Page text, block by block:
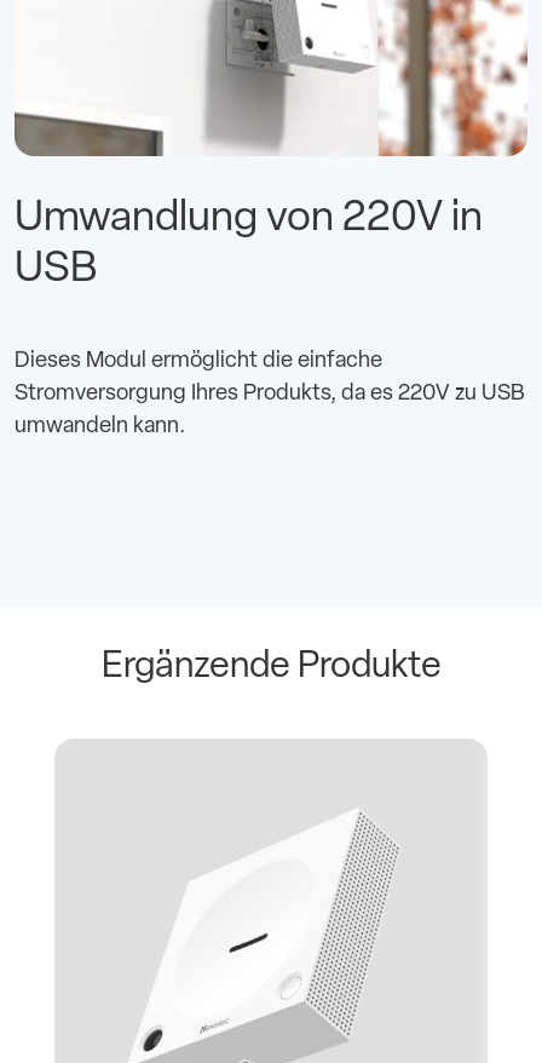
Umwandlung von 220V in
USB
Dieses Modul ermöglicht die einfache
Stromversorgung Ihres Produkts, da es 220V zu USB
umwandeln kann.
Ergänzende Produkte